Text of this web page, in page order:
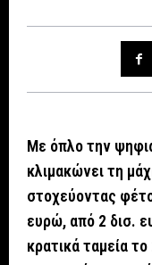
Με όπλο την
κλιμακώνει τη
στοχεύοντας
ευρώ, από 2 δισ.
κρατικά ταμεία